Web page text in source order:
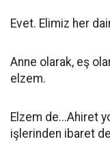
Evet. Elimiz her
Anne olarak, eş
elzem.
Elzem de...Ahiret
işlerinden ibaret